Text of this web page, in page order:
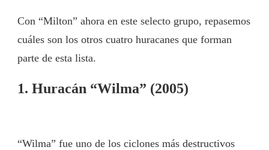
Con “Milton” ahora en este selecto grupo, repasemos
cuáles son los otros cuatro huracanes que forman
parte de esta lista.
1. Huracán “Wilma” (2005)
“Wilma” fue uno de los ciclones más destructivos